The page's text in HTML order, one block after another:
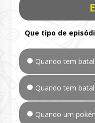
Que tipo de
Quando tem
Quando tem
Quando um